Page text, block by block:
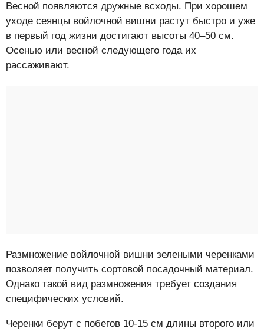
Весной появляются дружные всходы. При хорошем
уходе сеянцы войлочной вишни растут быстро и уже
в первый год жизни достигают высоты 40–50 см.
Осенью или весной следующего года их
рассаживают.
Размножение войлочной вишни зелеными черенками
позволяет получить сортовой посадочный материал.
Однако такой вид размножения требует создания
специфических условий.
Черенки берут с побегов 10-15 см длины второго или